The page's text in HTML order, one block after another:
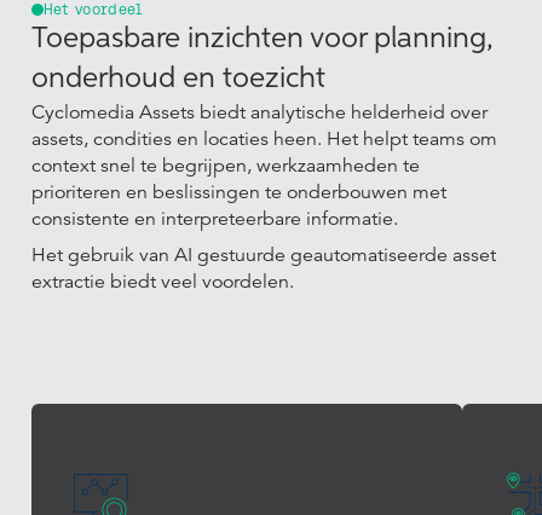
Het voordeel
Toepasbare inzichten voor planning,
onderhoud en toezicht
Cyclomedia Assets biedt analytische helderheid over
assets, condities en locaties heen. Het helpt teams om
context snel te begrijpen, werkzaamheden te
prioriteren en beslissingen te onderbouwen met
consistente en interpreteerbare informatie.
Het gebruik van AI gestuurde geautomatiseerde asset
extractie biedt veel voordelen.